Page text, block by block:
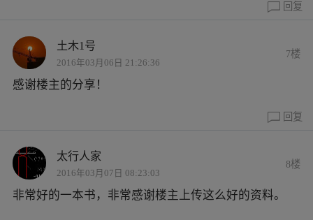
回复
土木1号
2016年03月06日 21:26:36
7楼
感谢楼主的分享！
回复
太行人家
2016年03月07日 08:23:03
8楼
非常好的一本书，非常感谢楼主上传这么好的资料。